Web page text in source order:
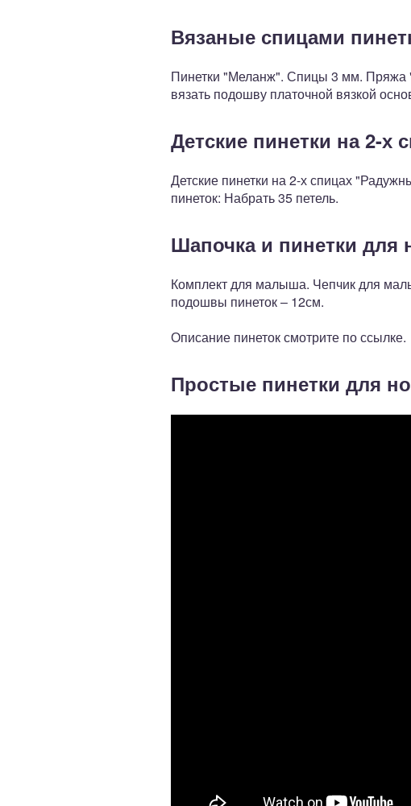
Вязаные спицами
Пинетки "Меланж". Спицы 3 мм. Пряжа
вязать подошву платочной вязкой
Детские пинетки на 2-
Детские пинетки на 2-х спицах
пинеток: Набрать 35 петель.
Шапочка и пинетки
Комплект для малыша. Чепчик для
подошвы пинеток – 12см.
Описание пинеток смотрите по ссылке.
Простые пинетки для